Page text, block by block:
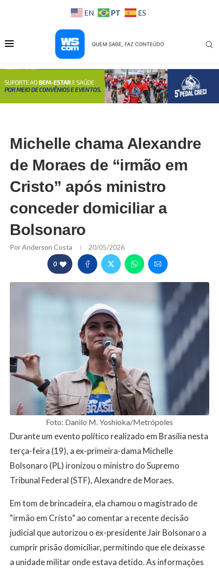
EN PT ES
Michelle chama Alexandre
de Moraes de “irmão em
Cristo” após ministro
conceder domiciliar a
Bolsonaro
PorAnderson Costa 20/05/2026
0
Foto: Danilo M. Yoshioka/Metrópoles
Durante um evento político realizado em Brasília nesta
terça-feira (19), a ex-primeira-dama Michelle
Bolsonaro (PL) ironizou o ministro do Supremo
Tribunal Federal (STF), Alexandre de Moraes.
Em tom de brincadeira, ela chamou o magistrado de
“irmão em Cristo” ao comentar a recente decisão
judicial que autorizou o ex-presidente Jair Bolsonaro a
cumprir prisão domiciliar, permitindo que ele deixasse
a unidade militar onde estava detido. As informações